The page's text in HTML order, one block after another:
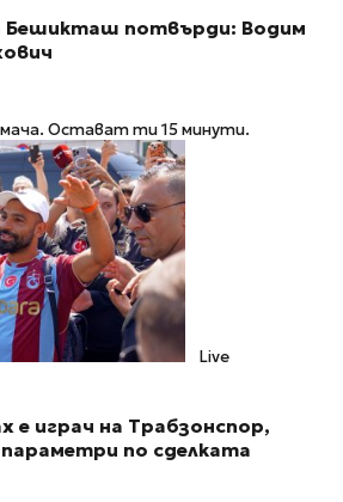
Бешикташ потвърди: Водим
мача. Остават ти 15 минути.
Live
е играч на Трабзонспор,
параметри по сделката